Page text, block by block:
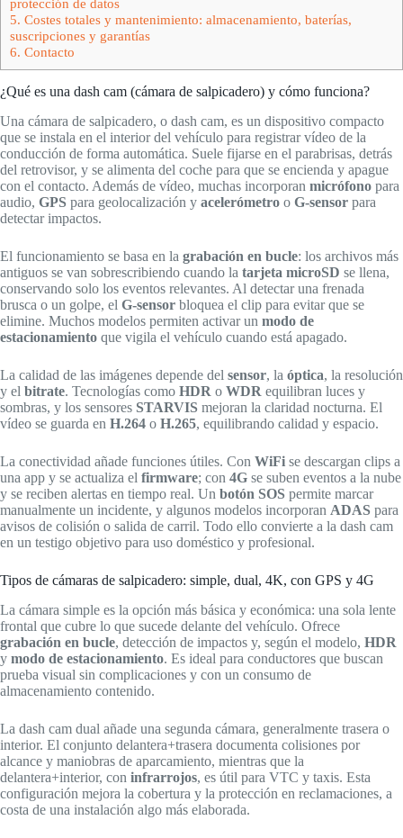
protección de datos
5. Costes totales y mantenimiento: almacenamiento, baterías,
suscripciones y garantías
6. Contacto
¿Qué es una dash cam (cámara de salpicadero) y cómo funciona?
Una cámara de salpicadero, o dash cam, es un dispositivo compacto
que se instala en el interior del vehículo para registrar vídeo de la
conducción de forma automática. Suele fijarse en el parabrisas, detrás
del retrovisor, y se alimenta del coche para que se encienda y apague
con el contacto. Además de vídeo, muchas incorporan micrófono para
audio, GPS para geolocalización y acelerómetro o G-sensor para
detectar impactos.
El funcionamiento se basa en la grabación en bucle: los archivos más
antiguos se van sobrescribiendo cuando la tarjeta microSD se llena,
conservando solo los eventos relevantes. Al detectar una frenada
brusca o un golpe, el G-sensor bloquea el clip para evitar que se
elimine. Muchos modelos permiten activar un modo de
estacionamiento que vigila el vehículo cuando está apagado.
La calidad de las imágenes depende del sensor, la óptica, la resolución
y el bitrate. Tecnologías como HDR o WDR equilibran luces y
sombras, y los sensores STARVIS mejoran la claridad nocturna. El
vídeo se guarda en H.264 o H.265, equilibrando calidad y espacio.
La conectividad añade funciones útiles. Con WiFi se descargan clips a
una app y se actualiza el firmware; con 4G se suben eventos a la nube
y se reciben alertas en tiempo real. Un botón SOS permite marcar
manualmente un incidente, y algunos modelos incorporan ADAS para
avisos de colisión o salida de carril. Todo ello convierte a la dash cam
en un testigo objetivo para uso doméstico y profesional.
Tipos de cámaras de salpicadero: simple, dual, 4K, con GPS y 4G
La cámara simple es la opción más básica y económica: una sola lente
frontal que cubre lo que sucede delante del vehículo. Ofrece
grabación en bucle, detección de impactos y, según el modelo, HDR
y modo de estacionamiento. Es ideal para conductores que buscan
prueba visual sin complicaciones y con un consumo de
almacenamiento contenido.
La dash cam dual añade una segunda cámara, generalmente trasera o
interior. El conjunto delantera+trasera documenta colisiones por
alcance y maniobras de aparcamiento, mientras que la
delantera+interior, con infrarrojos, es útil para VTC y taxis. Esta
configuración mejora la cobertura y la protección en reclamaciones, a
costa de una instalación algo más elaborada.